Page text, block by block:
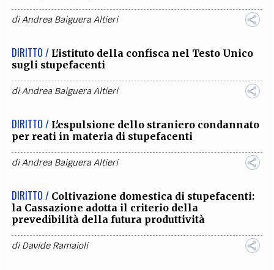
diAndrea Baiguera Altieri
DIRITTO / L'istituto della confisca nel Testo Unico
sugli stupefacenti
diAndrea Baiguera Altieri
DIRITTO / L'espulsione dello straniero condannato
per reati in materia di stupefacenti
diAndrea Baiguera Altieri
DIRITTO / Coltivazione domestica di stupefacenti:
la Cassazione adotta il criterio della
prevedibilità della futura produttività
diDavide Ramaioli